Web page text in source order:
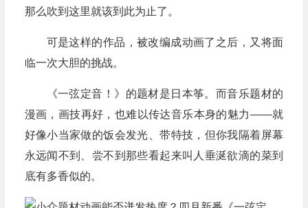
那么吹到这里就该到此为止了。
可是这样的作品，被改编成动画了之后，又将面
临一次大胆的挑战。
《一弦定音！》的题材是日本筝。而音乐题材的
漫画，画技再好，也难以传达音乐本身的魅力——就
好像小当家做的饭会发光、带特技，但你我隔着屏幕
永远闻不到、尝不到那些看起来叫人垂涎欲滴的菜到
底有多香似的。